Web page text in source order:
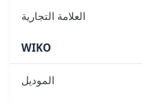
العلامة التجارية
WIKO
الموديل